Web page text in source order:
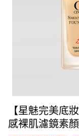
【星魅完美底
感裸肌濾鏡素